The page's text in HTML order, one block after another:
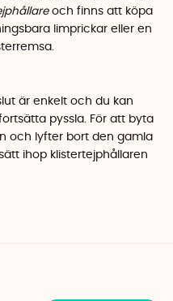
och finns att köpa
limprickar eller en
är enkelt och du kan
pyssla. För att byta
och lyfter bort den gamla
ihop klistertejphållaren
limprickar